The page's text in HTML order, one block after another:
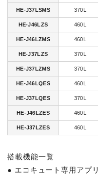
HE-J37LSMS 370L
HE-J46LZS 460L
HE-J46LZMS 460L
HE-J37LZS 370L
HE-J37LZMS 370L
HE-J46LQES 460L
HE-J37LQES 370L
HE-J46LZES 460L
HE-J37LZES 460L
搭載機能一覧
● エコキュート専用アプリ